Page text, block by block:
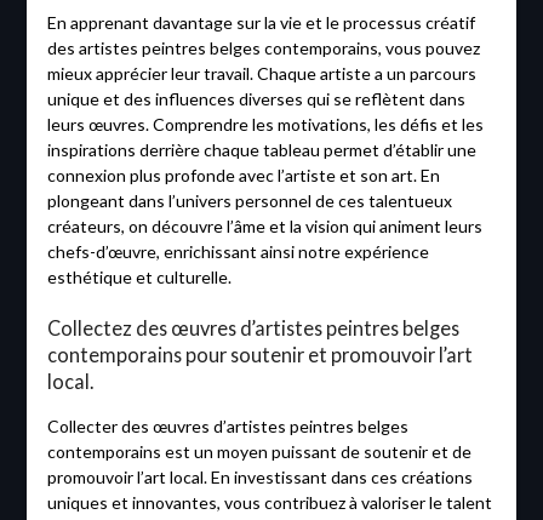
En apprenant davantage sur la vie et le processus créatif
des artistes peintres belges contemporains, vous pouvez
mieux apprécier leur travail. Chaque artiste a un parcours
unique et des influences diverses qui se reflètent dans
leurs œuvres. Comprendre les motivations, les défis et les
inspirations derrière chaque tableau permet d’établir une
connexion plus profonde avec l’artiste et son art. En
plongeant dans l’univers personnel de ces talentueux
créateurs, on découvre l’âme et la vision qui animent leurs
chefs-d’œuvre, enrichissant ainsi notre expérience
esthétique et culturelle.
Collectez des œuvres d’artistes peintres belges
contemporains pour soutenir et promouvoir l’art
local.
Collecter des œuvres d’artistes peintres belges
contemporains est un moyen puissant de soutenir et de
promouvoir l’art local. En investissant dans ces créations
uniques et innovantes, vous contribuez à valoriser le talent